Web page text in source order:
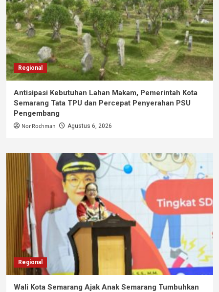
Regional
Antisipasi Kebutuhan Lahan Makam, Pemerintah Kota
Semarang Tata TPU dan Percepat Penyerahan PSU
Pengembang
Nor Rochman Agustus 6, 2026
Regional
Wali Kota Semarang Ajak Anak Semarang Tumbuhkan